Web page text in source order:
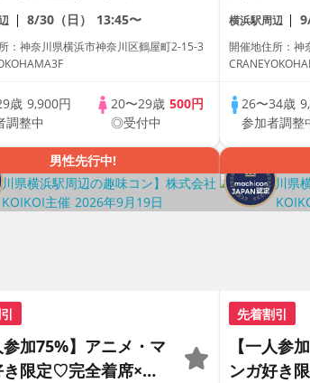
マッチングゲーム付
コン
8/30（日） 13:45〜
：神奈川県横浜市神奈川区鶴屋町2-15-3
歳 9,900円
調整中
20〜29歳500円
◎受付中
定♡完全着
ーム付き
横浜駅周辺
開催地住所：神
26〜34歳
参加者調整
男性先行中!
参加75%】アニメ・マ
き限定♡完全着席×マ
先着割引
【一人参
ンガ好き